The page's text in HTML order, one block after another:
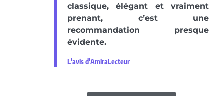
classique, élégant et vraiment
prenant, c’est une
recommandation presque
évidente.
L'avis d'AmiraLecteur